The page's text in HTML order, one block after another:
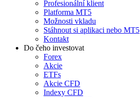
Profesionální klient
Platforma MT5
Možnosti vkladu
Stáhnout si aplikaci nebo MT5
Kontakt
Do čeho investovat
Forex
Akcie
ETFs
Akcie CFD
Indexy CFD